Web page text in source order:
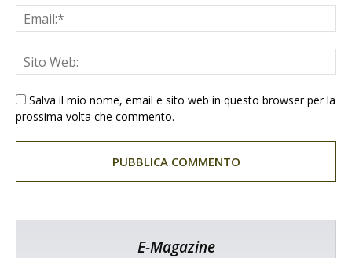
Salva il mio nome, email e sito web in questo browser per la
prossima volta che commento.
E-Magazine